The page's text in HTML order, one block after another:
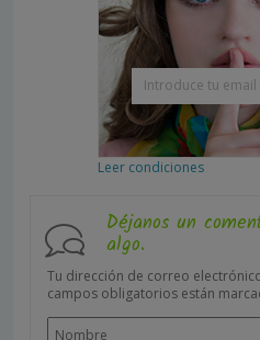
Leer condiciones
Déjanos un
algo.
Tu dirección de correo
campos obligatorios están